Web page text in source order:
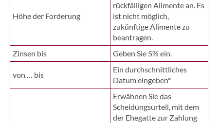
Höhe der Forderung
rückfälligen Alimente an. Es
ist nicht möglich,
zukünftige Alimente zu
beantragen.
Zinsen bis
Geben Sie 5% ein.
von … bis
Ein durchschnittliches
Datum eingeben*
Erwähnen Sie das
Scheidungsurteil, mit dem
der Ehegatte zur Zahlung